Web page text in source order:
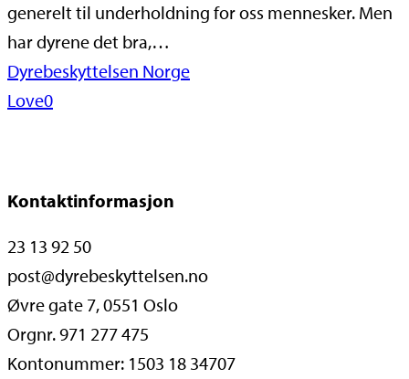
generelt til underholdning for oss mennesker. Men
har dyrene det bra,…
Dyrebeskyttelsen Norge
Love0
Kontaktinformasjon
23 13 92 50
post@dyrebeskyttelsen.no
Øvre gate 7, 0551 Oslo
Orgnr. 971 277 475
Kontonummer: 1503 18 34707